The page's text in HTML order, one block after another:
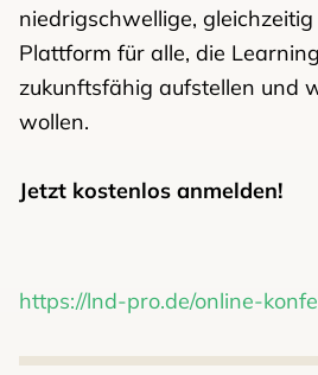
niedrigschwellige,
Plattform für alle, die
zukunftsfähig aufstellen und
wollen.
Jetzt kostenlos anmelden!
https://lnd-pro.de/online-